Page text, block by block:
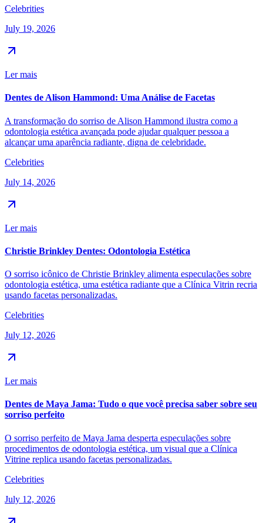
Celebrities
July 19, 2026
Ler mais
Dentes de Alison Hammond: Uma Análise de Facetas
A transformação do sorriso de Alison Hammond ilustra como a
odontologia estética avançada pode ajudar qualquer pessoa a
alcançar uma aparência radiante, digna de celebridade.
Celebrities
July 14, 2026
Ler mais
Christie Brinkley Dentes: Odontologia Estética
O sorriso icônico de Christie Brinkley alimenta especulações sobre
odontologia estética, uma estética radiante que a Clínica Vitrin recria
usando facetas personalizadas.
Celebrities
July 12, 2026
Ler mais
Dentes de Maya Jama: Tudo o que você precisa saber sobre seu
sorriso perfeito
O sorriso perfeito de Maya Jama desperta especulações sobre
procedimentos de odontologia estética, um visual que a Clínica
Vitrine replica usando facetas personalizadas.
Celebrities
July 12, 2026